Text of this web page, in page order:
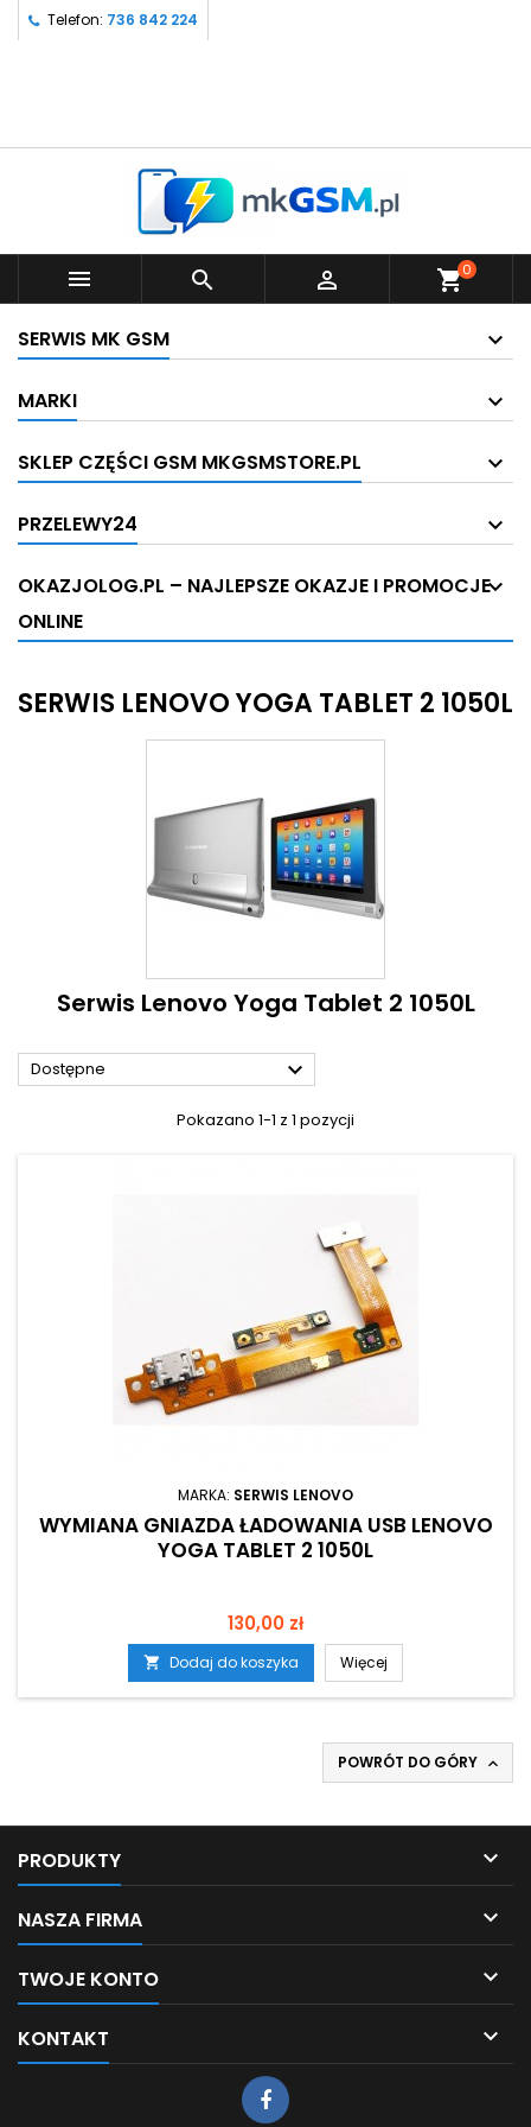
Telefon: 736 842 224
   shopping_cart0
SERWIS MK GSM
MARKI
SKLEP CZĘŚCI GSM MKGSMSTORE.PL
PRZELEWY24
OKAZJOLOG.PL – NAJLEPSZE OKAZJE I PROMOCJE
ONLINE
SERWIS LENOVO YOGA TABLET 2 1050L
Serwis Lenovo Yoga Tablet 2 1050L
Dostępne 
Pokazano 1-1 z 1 pozycji
MARKA: SERWIS LENOVO
WYMIANA GNIAZDA ŁADOWANIA USB LENOVO
YOGA TABLET 2 1050L
Cena
130,00 zł
 Dodaj do koszyka Więcej
POWRÓT DO GÓRY 
PRODUKTY 
NASZA FIRMA 
TWOJE KONTO 
KONTAKT 